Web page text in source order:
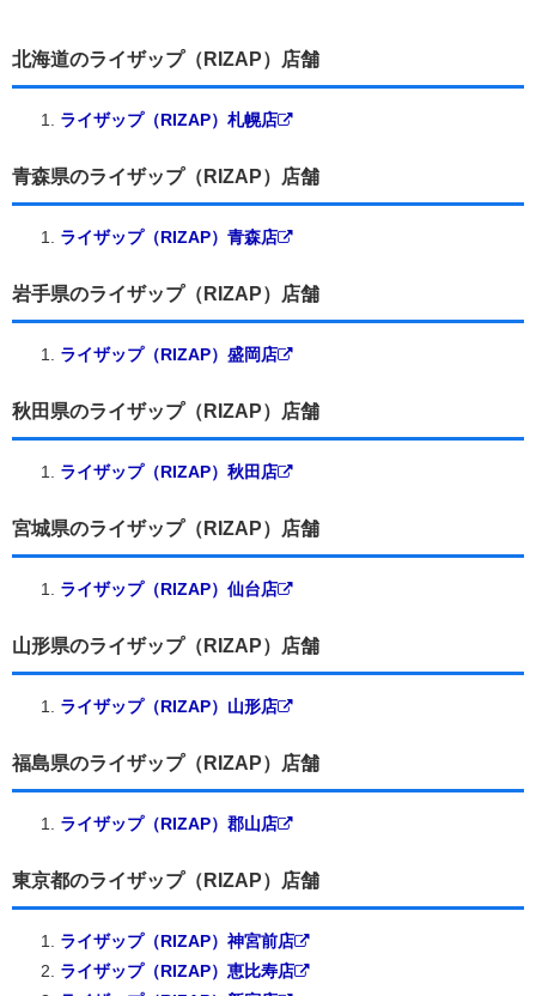
北海道のライザップ（RIZAP）店舗
ライザップ（RIZAP）札幌店
青森県のライザップ（RIZAP）店舗
ライザップ（RIZAP）青森店
岩手県のライザップ（RIZAP）店舗
ライザップ（RIZAP）盛岡店
秋田県のライザップ（RIZAP）店舗
ライザップ（RIZAP）秋田店
宮城県のライザップ（RIZAP）店舗
ライザップ（RIZAP）仙台店
山形県のライザップ（RIZAP）店舗
ライザップ（RIZAP）山形店
福島県のライザップ（RIZAP）店舗
ライザップ（RIZAP）郡山店
東京都のライザップ（RIZAP）店舗
ライザップ（RIZAP）神宮前店
ライザップ（RIZAP）恵比寿店